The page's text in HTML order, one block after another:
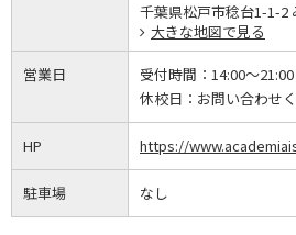
千葉県松戸市稔台1-1-2
大きな地図で見る
営業日 受付時間： 14:00～21:00
休校日： お問い合わせ
HP https://
駐車場 なし